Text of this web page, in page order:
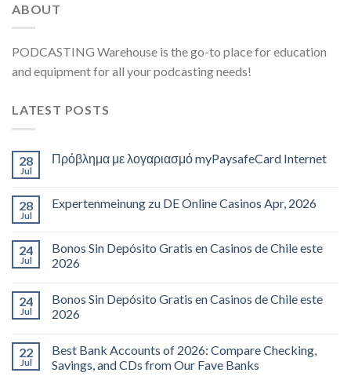
ABOUT
PODCASTING Warehouse is the go-to place for education
and equipment for all your podcasting needs!
LATEST POSTS
28
Jul
Πρόβλημα με λογαριασμό myPaysafeCard Internet
28
Jul
Expertenmeinung zu DE Online Casinos Apr, 2026
24
Jul
Bonos Sin Depósito Gratis en Casinos de Chile este
2026
24
Jul
Bonos Sin Depósito Gratis en Casinos de Chile este
2026
22
Jul
Best Bank Accounts of 2026: Compare Checking,
Savings, and CDs from Our Fave Banks